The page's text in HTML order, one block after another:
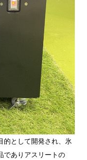
的として開発され、氷
でありアスリートの